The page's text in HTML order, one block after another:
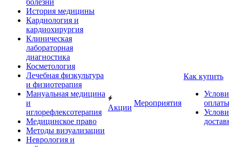
болезни
История медицины
Кардиология и
кардиохирургия
Клиническая
лабораторная
диагностика
Косметология
Лечебная физкультура
и физиотерапия
Мануальная медицина
и
иглорефлексотерапия
Медицинское право
Методы визуализации
Неврология и
Акции
Мероприятия
Как купить
оплаты